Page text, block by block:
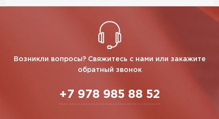
Возникли вопросы? Свяжитесь с нами или закажите
обратный звонок
+7 978 985 88 52